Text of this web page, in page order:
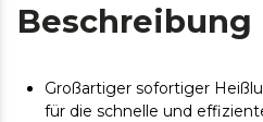
Beschreibung
Großartiger sofortiger
für die schnelle und